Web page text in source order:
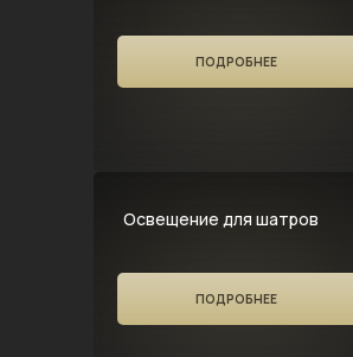
ПОДРОБНЕЕ
Освещение для шатров
ПОДРОБНЕЕ